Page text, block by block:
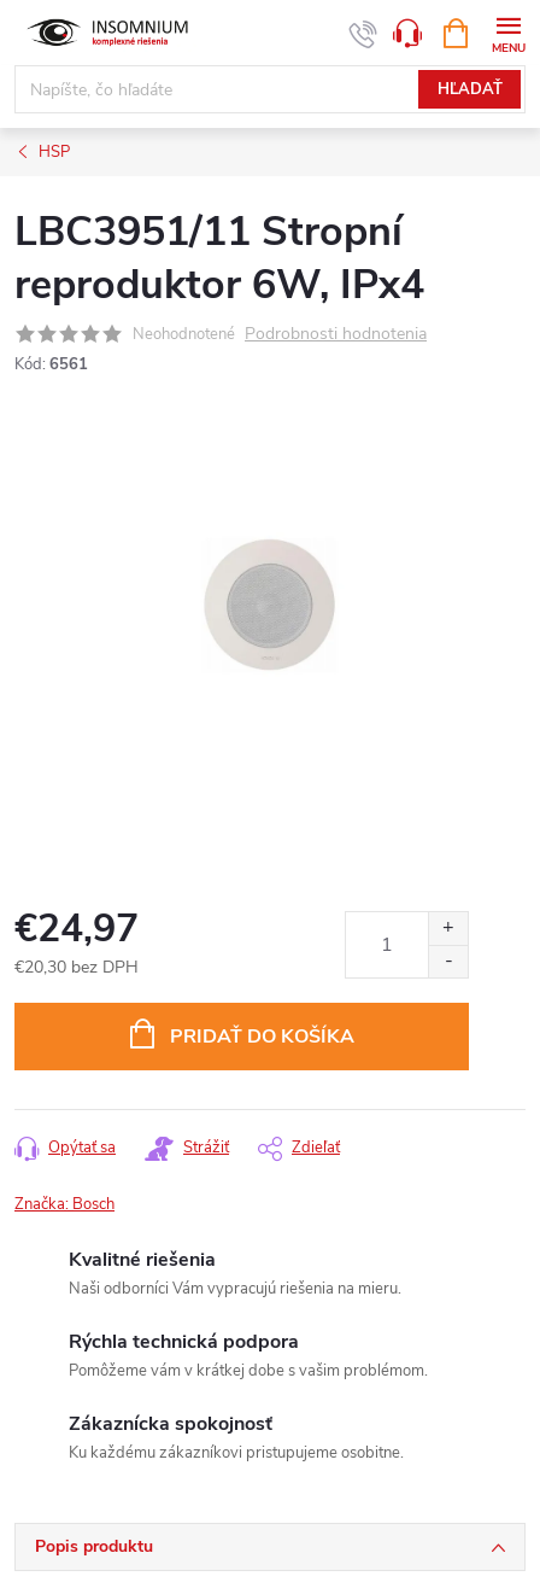
obsah
HĽADAŤ
KOŠÍK
HSP
LBC3951/11 Stropní
reproduktor 6W, IPx4
Neohodnotené Podrobnosti hodnotenia
Kód: 6561
€24,97
€20,30 bez DPH
PRIDAŤ DO KOŠÍKA
Opýtať sa Strážiť Zdieľať
Značka: Bosch
Kvalitné riešenia
Naši odborníci Vám vypracujú riešenia na mieru.
Rýchla technická podpora
Pomôžeme vám v krátkej dobe s vašim problémom.
Zákaznícka spokojnosť
Ku každému zákazníkovi pristupujeme osobitne.
Popis produktu
www.insomnium.sk - Chat